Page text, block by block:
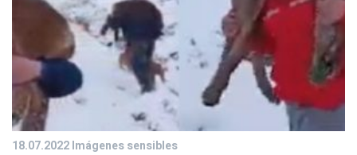
18.07.2022Imágenes sensibles